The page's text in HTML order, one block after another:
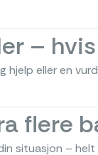
–
hjelp eller en
flere
situasjon –